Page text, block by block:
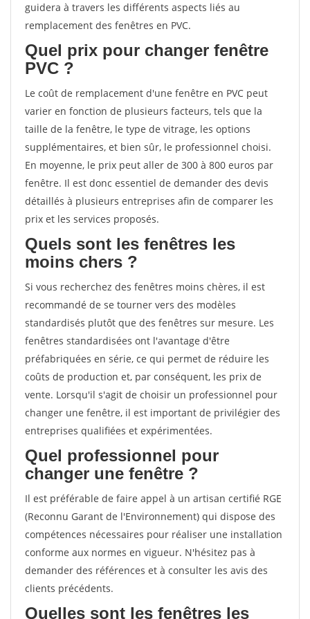
guidera à travers les différents aspects liés au
remplacement des fenêtres en PVC.
Quel prix pour changer fenêtre
PVC ?
Le coût de remplacement d'une fenêtre en PVC peut
varier en fonction de plusieurs facteurs, tels que la
taille de la fenêtre, le type de vitrage, les options
supplémentaires, et bien sûr, le professionnel choisi.
En moyenne, le prix peut aller de 300 à 800 euros par
fenêtre. Il est donc essentiel de demander des devis
détaillés à plusieurs entreprises afin de comparer les
prix et les services proposés.
Quels sont les fenêtres les
moins chers ?
Si vous recherchez des fenêtres moins chères, il est
recommandé de se tourner vers des modèles
standardisés plutôt que des fenêtres sur mesure. Les
fenêtres standardisées ont l'avantage d'être
préfabriquées en série, ce qui permet de réduire les
coûts de production et, par conséquent, les prix de
vente. Lorsqu'il s'agit de choisir un professionnel pour
changer une fenêtre, il est important de privilégier des
entreprises qualifiées et expérimentées.
Quel professionnel pour
changer une fenêtre ?
Il est préférable de faire appel à un artisan certifié RGE
(Reconnu Garant de l'Environnement) qui dispose des
compétences nécessaires pour réaliser une installation
conforme aux normes en vigueur. N'hésitez pas à
demander des références et à consulter les avis des
clients précédents.
Quelles sont les fenêtres les